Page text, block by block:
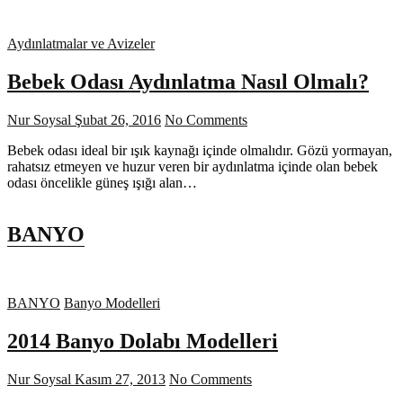
Aydınlatmalar ve Avizeler
Bebek Odası Aydınlatma Nasıl Olmalı?
Nur Soysal Şubat 26, 2016 No Comments
Bebek odası ideal bir ışık kaynağı içinde olmalıdır. Gözü yormayan,
rahatsız etmeyen ve huzur veren bir aydınlatma içinde olan bebek
odası öncelikle güneş ışığı alan…
BANYO
BANYO Banyo Modelleri
2014 Banyo Dolabı Modelleri
Nur Soysal Kasım 27, 2013 No Comments